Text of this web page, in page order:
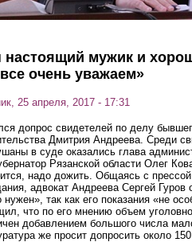
настоящий мужик и
очень уважаем»
25 апреля, 2017 - 17:31
допрос свидетелей по делу
Дмитрия Андреева. Среди
в суде оказались глава
Рязанской области Олег
надо дожить. Общаясь с
адвокат Андреева Сергей
нужен», так как его показания «не
что по его мнению объем
добавлением большого числа
же просит допросить около